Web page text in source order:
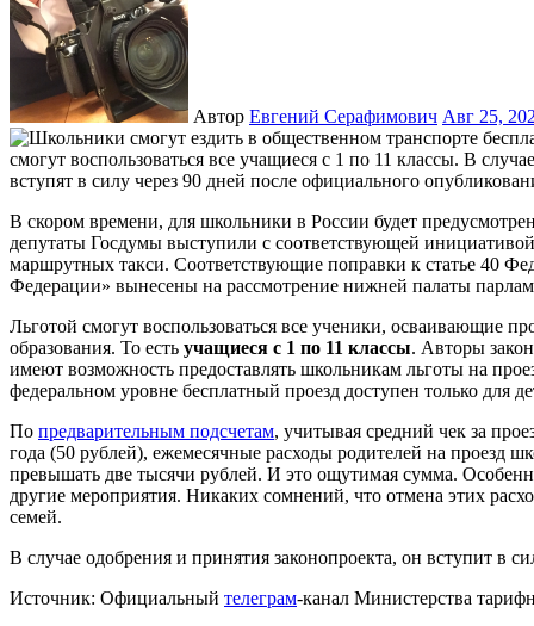
Автор Евгений Серафимович Авг 25,
В скором времени, для школьники в России будет предусмотрен бесплатный проезд в общественном транспорте. Так,
депутаты Госдумы выступили с соответствующей
маршрутных такси. Соответствующие поправки к статье 40
Федерации» вынесены на рассмотрение нижней палаты
Льготой смогут воспользоваться все ученики, осваивающие
образования. То есть учащиеся с 1 по 11 классы. Авторы
имеют возможность предоставлять школьникам льготы на
федеральном уровне бесплатный проезд доступен только для
По предварительным подсчетам, учитывая средний чек за
года (50 рублей), ежемесячные расходы родителей на проезд
превышать две тысячи рублей. И это ощутимая сумма.
другие мероприятия. Никаких сомнений, что отмена этих
семей.
В случае одобрения и принятия законопроекта, он вступит в
Источник: Официальный телеграм-канал Министерства